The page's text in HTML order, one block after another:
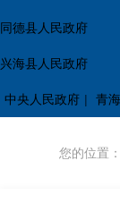
同德县人民政府
兴海县人民政府
中央人民政府 | 青
您的位置：